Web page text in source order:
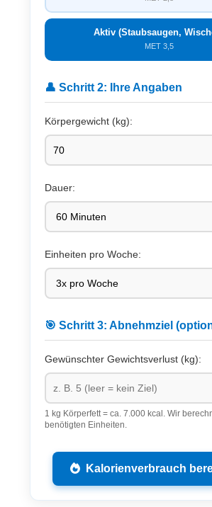
Aktiv (Staubsaugen,
MET 3,5
👤 Schritt 2: Ihre Angaben
Körpergewicht (kg):
Dauer:
Einheiten pro Woche:
🎯 Schritt 3: Abnehmziel
Gewünschter Gewichtsverlust (kg):
1 kg Körperfett = ca. 7.000 kcal. Wir
benötigten Einheiten.
Kalorienverbrauch